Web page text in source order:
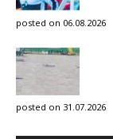
posted on 06.08.2026
posted on 31.07.2026